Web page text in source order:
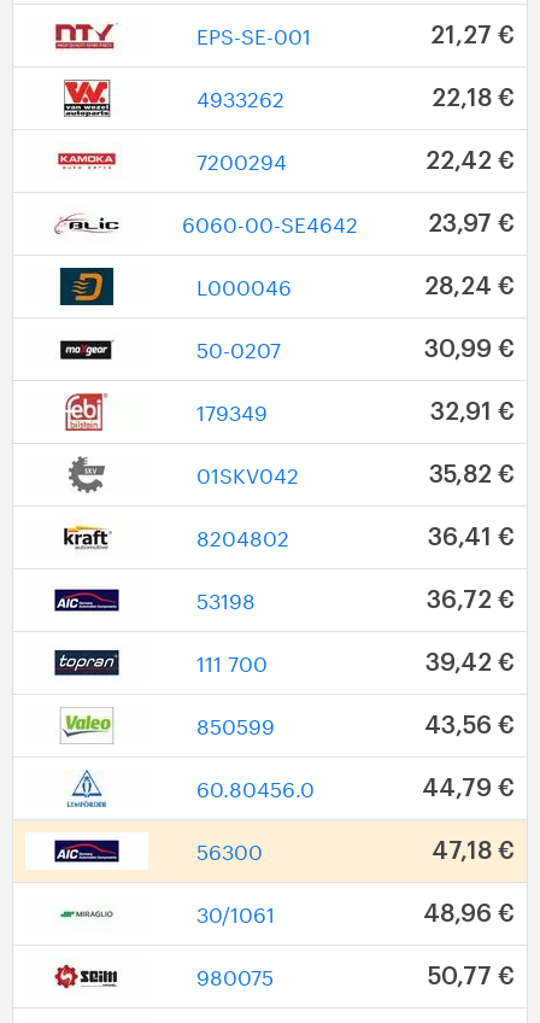
EPS-SE-001 21,27 €
4933262 22,18 €
7200294 22,42 €
6060-00-SE4642 23,97 €
L000046 28,24 €
50-0207 30,99 €
179349 32,91 €
01SKV042 35,82 €
8204802 36,41 €
53198 36,72 €
111 700 39,42 €
850599 43,56 €
60.80456.0 44,79 €
56300 47,18 €
30/1061 48,96 €
980075 50,77 €